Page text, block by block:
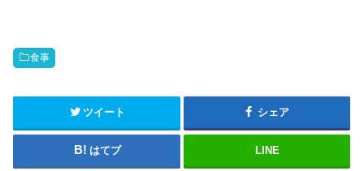
食事
ツイート シェア
はてブ LINE